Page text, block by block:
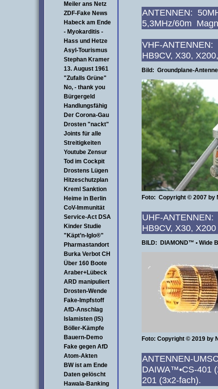
Meiler ans Netz
ZDF-Fake News
Habeck am Ende
- Myokarditis -
Hass und Hetze
Asyl-Tourismus
Stephan Kramer
13. August 1961
"Zufalls Grüne"
No, - thank you
Bürgergeld
Handlungsfähig
Der Corona-Gau
Drosten "nackt"
Joints für alle
Streitigkeiten
Youtube Zensur
Tod im Cockpit
Drostens Lügen
Hitzeschutzplan
Kreml Sanktion
Heime in Berlin
CoV-Immunität
Service-Act DSA
Kinder Studie
"Käpt’n-Iglo®"
Pharmastandort
Burka Verbot CH
Über 160 Boote
Araber+Lübeck
ARD manipuliert
Drosten-Wende
Fake-Impfstoff
AfD-Anschlag
Islamisten (IS)
Böller-Kämpfe
Bauern-Demo
Fake gegen AfD
Atom-Akten
BW ist am Ende
Daten gelöscht
Hawala-Banking
ANTENNEN:
5,3MHz/60m
VHF-
HB9CV, X30,
Bild: Groundplane-
Foto: Copyright © 2007 by
UHF-
HB9CV,
BILD: DIAMOND™ • Wide
Foto: Copyright © 2019 by
ANTENNEN-
DAIWA™•CS-401
201 (3x2-